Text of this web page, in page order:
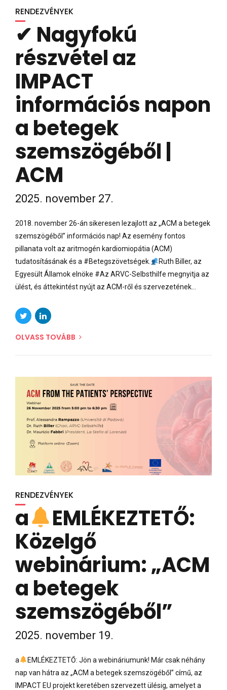
RENDEZVÉNYEK
✔ Nagyfokú
részvétel az
IMPACT
információs napon
a betegek
szemszögéből |
ACM
2025. november 27.
2018. november 26-án sikeresen lezajlott az „ACM a betegek
szemszögéből” információs nap! Az esemény fontos
pillanata volt az aritmogén kardiomiopátia (ACM)
tudatosításának és a #Betegszövetségek.
Ruth Biller, az
Egyesült Államok elnöke #Az ARVC-Selbsthilfe megnyitja az
ülést, és áttekintést nyújt az ACM-ről és szervezetének...
OLVASS TOVÁBB
RENDEZVÉNYEK
a
EMLÉKEZTETŐ:
Közelgő
webinárium: „ACM
a betegek
szemszögéből”
2025. november 19.
a
EMLÉKEZTETŐ: Jön a webináriumunk! Már csak néhány
nap van hátra az „ACM a betegek szemszögéből” című, az
IMPACT EU projekt keretében szervezett ülésig, amelyet a